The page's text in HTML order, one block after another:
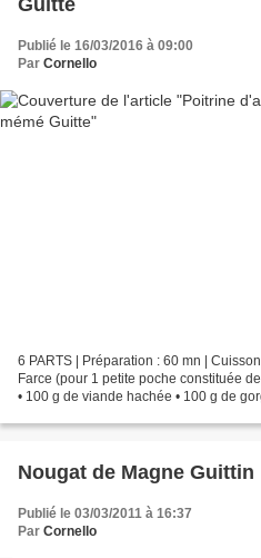
Publié le 16/03/2016 à 09:00
Par Cornello
6 PARTS | Préparation : 60 mn |
Farce (pour 1 petite poche constituée
• 100 g de viande hachée • 100 g de
Nougat de Magne Guittin
Publié le 03/03/2011 à 16:37
Par Cornello